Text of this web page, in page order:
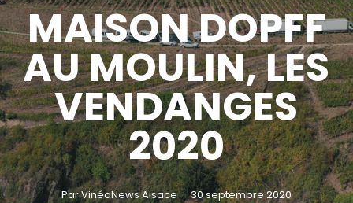
MAISON DOPFF
AU MOULIN, LES
VENDANGES
2020
ParVinéoNews Alsace 30 septembre 2020